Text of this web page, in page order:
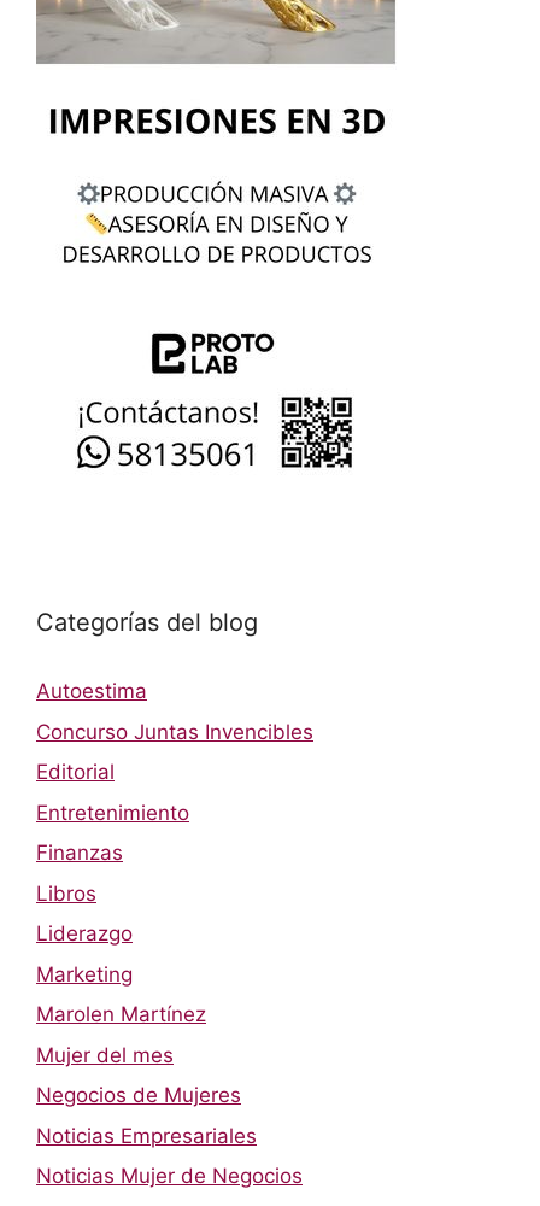
Categorías del blog
Autoestima
Concurso Juntas Invencibles
Editorial
Entretenimiento
Finanzas
Libros
Liderazgo
Marketing
Marolen Martínez
Mujer del mes
Negocios de Mujeres
Noticias Empresariales
Noticias Mujer de Negocios